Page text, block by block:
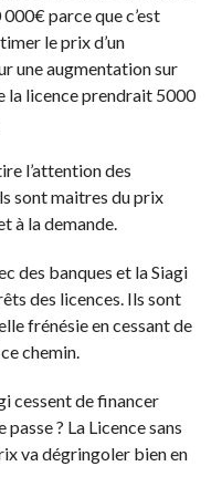
parce que c’est
le prix d’un
une augmentation sur
la licence prendrait 5000
l’attention des
sont maitres du prix
à la demande.
des banques et la Siagi
des licences. Ils sont
frénésie en cessant de
chemin.
cessent de financer
passe ? La Licence sans
va dégringoler bien en